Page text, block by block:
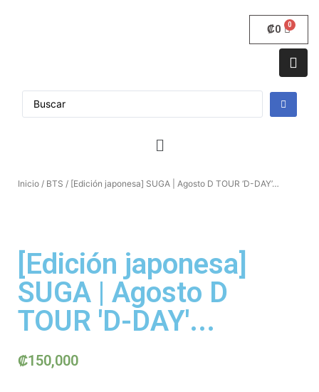
₡0
Inicio / BTS / [Edición japonesa] SUGA | Agosto D TOUR ‘D-DAY’…
[Edición japonesa]
SUGA | Agosto D
TOUR 'D-DAY'...
₡150,000